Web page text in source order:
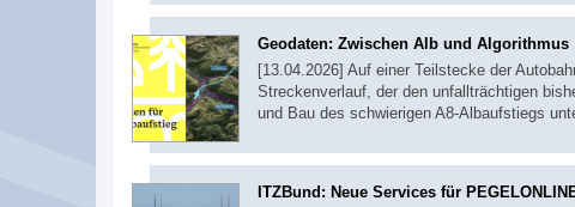
Geodaten: Zwischen Alb und Algorithmus
[13.04.2026] Auf einer Teilstecke der
Streckenverlauf, der den unfallträchtigen
und Bau des schwierigen A8-Albaufstiegs
ITZBund: Neue Services für